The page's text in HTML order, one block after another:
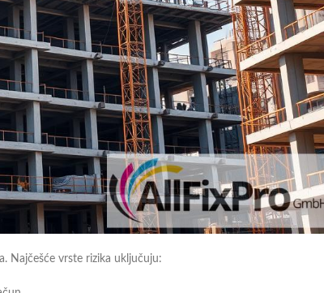
Najčešće vrste rizika uključuju: